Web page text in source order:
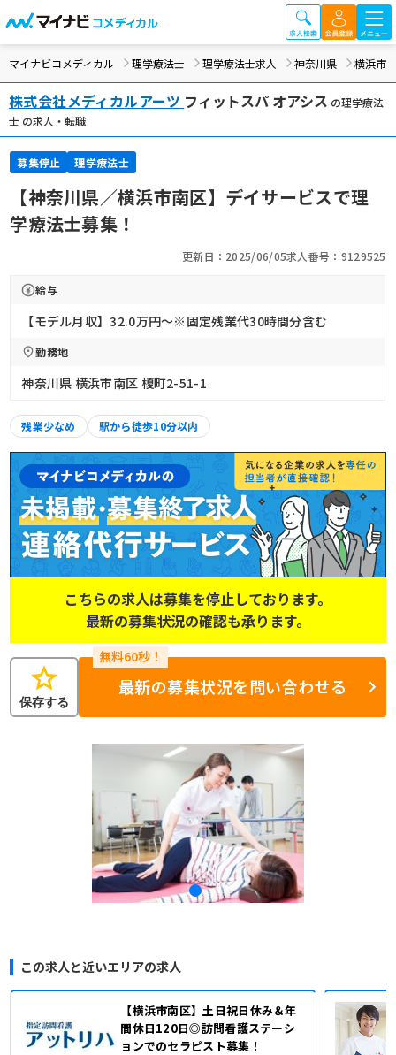
マイナビコメディカル 理学療法士 理学療法士求人 神奈川県 横浜市
株式会社メディカルアーツ フィットスパ オアシス の理学療法
士 の求人・転職
募集停止 理学療法士
【神奈川県／横浜市南区】デイサービスで理
学療法士募集！
更新日：2025/06/05求人番号：9129525
給与
【モデル月収】32.0万円〜※固定残業代30時間分含む
勤務地
神奈川県 横浜市南区 榎町2-51-1
残業少なめ 駅から徒歩10分以内
こちらの求人は募集を停止しております。
最新の募集状況の確認も承ります。
star
保存する
最新の募集状況を問い合わせる
この求人と近いエリアの求人
【横浜市南区】土日祝日休み＆年
間休日120日◎訪問看護ステーシ
ョンでのセラピスト募集！